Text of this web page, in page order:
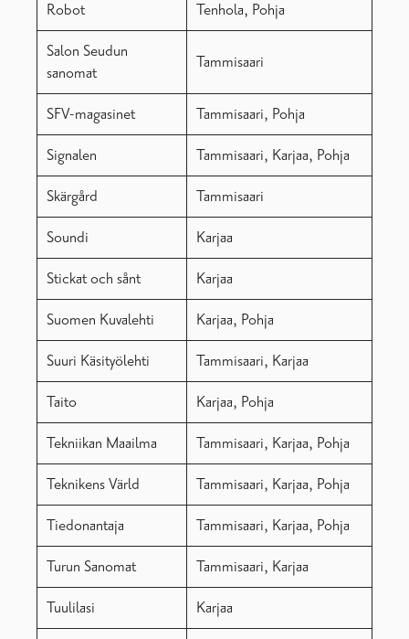
Robot Tenhola, Pohja
Salon Seudun
sanomat
Tammisaari
SFV-magasinet Tammisaari, Pohja
Signalen Tammisaari, Karjaa, Pohja
Skärgård Tammisaari
Soundi Karjaa
Stickat och sånt Karjaa
Suomen Kuvalehti Karjaa, Pohja
Suuri Käsityölehti Tammisaari, Karjaa
Taito Karjaa, Pohja
Tekniikan Maailma Tammisaari, Karjaa, Pohja
Teknikens Värld Tammisaari, Karjaa, Pohja
Tiedonantaja Tammisaari, Karjaa, Pohja
Turun Sanomat Tammisaari, Karjaa
Tuulilasi Karjaa